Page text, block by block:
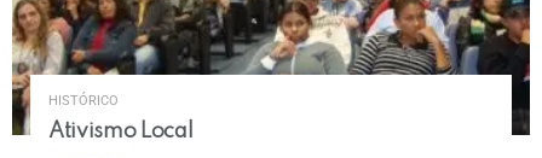
HISTÓRICO
Ativismo Local